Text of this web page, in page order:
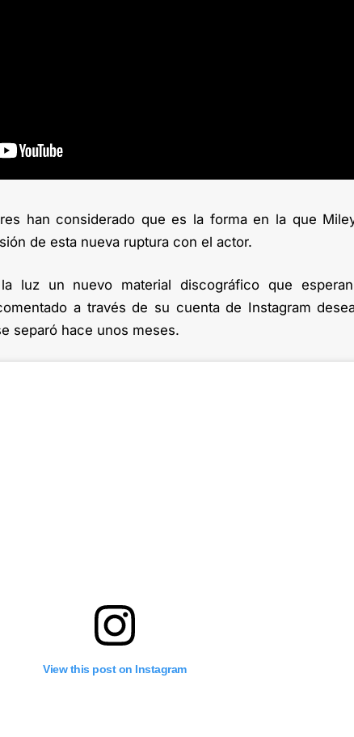
han considerado que es la forma en la que
de esta nueva ruptura con el actor.
luz un nuevo material discográfico que
a través de su cuenta de Instagram
separó hace unos meses.
View this post on Instagram